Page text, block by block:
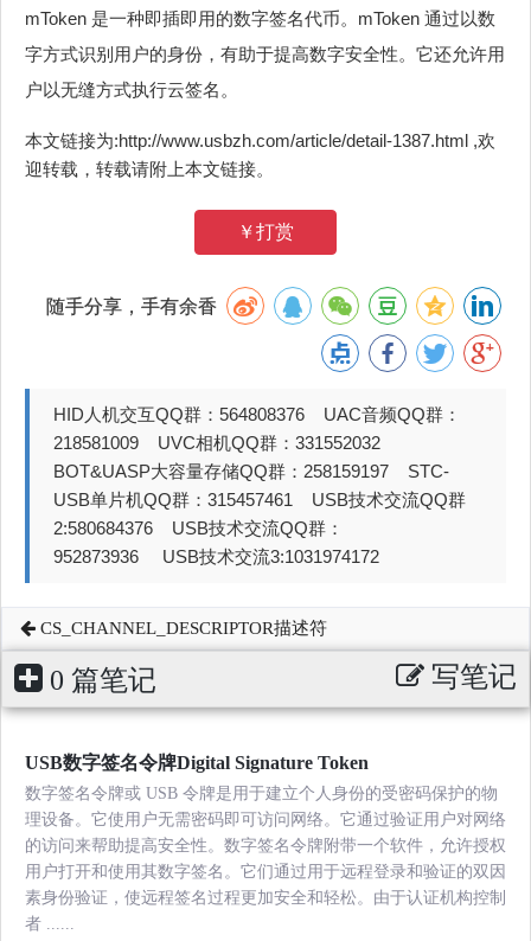
mToken 是一种即插即用的数字签名代币。mToken 通过以数
字方式识别用户的身份，有助于提高数字安全性。它还允许用
户以无缝方式执行云签名。
本文链接为:http://www.usbzh.com/article/detail-1387.html ,欢
迎转载，转载请附上本文链接。
￥打赏
随手分享，手有余香
HID人机交互QQ群：564808376 UAC音频QQ群：
218581009 UVC相机QQ群：331552032
BOT&UASP大容量存储QQ群：258159197 STC-
USB单片机QQ群：315457461 USB技术交流QQ群
2:580684376 USB技术交流QQ群：
952873936 USB技术交流3:1031974172
CS_CHANNEL_DESCRIPTOR描述符
0 篇笔记 写笔记
USB数字签名令牌Digital Signature Token
数字签名令牌或 USB 令牌是用于建立个人身份的受密码保护的物
理设备。它使用户无需密码即可访问网络。它通过验证用户对网络
的访问来帮助提高安全性。数字签名令牌附带一个软件，允许授权
用户打开和使用其数字签名。它们通过用于远程登录和验证的双因
素身份验证，使远程签名过程更加安全和轻松。由于认证机构控制
者 ......